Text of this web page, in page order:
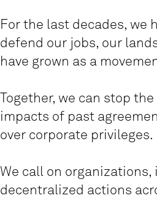
For the last decades, we
defend our jobs, our
have grown as a
Together, we can stop
impacts of past
over corporate privileges.
We call on
decentralized actions